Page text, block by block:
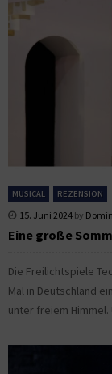
MUSICAL REZENSION
15. Juni 2024 by
Eine große
Die Freilichtspiele
Mal in Deutschland
unter freiem Himmel.